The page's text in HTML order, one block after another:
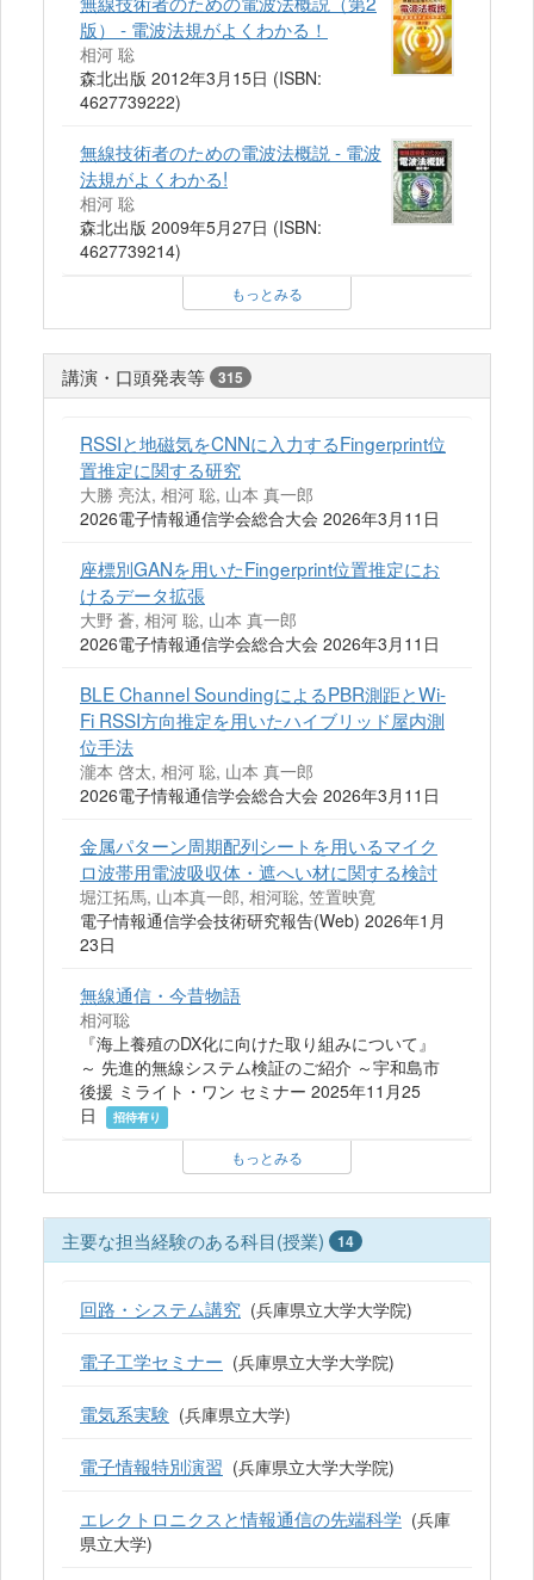
版） - 電波法規がよくわかる！
相河 聡
森北出版 2012年3月15日 (ISBN:
4627739222)
無線技術者のための電波法概説 - 電波
法規がよくわかる!
相河 聡
森北出版 2009年5月27日 (ISBN:
4627739214)
もっとみる
講演・口頭発表等 315
RSSIと地磁気をCNNに入力するFingerprint位
置推定に関する研究
大勝 亮汰, 相河 聡, 山本 真一郎
2026電子情報通信学会総合大会 2026年3月11日
座標別GANを用いたFingerprint位置推定にお
けるデータ拡張
大野 蒼, 相河 聡, 山本 真一郎
2026電子情報通信学会総合大会 2026年3月11日
BLE Channel SoundingによるPBR測距とWi-
Fi RSSI方向推定を用いたハイブリッド屋内測
位手法
瀧本 啓太, 相河 聡, 山本 真一郎
2026電子情報通信学会総合大会 2026年3月11日
金属パターン周期配列シートを用いるマイク
ロ波帯用電波吸収体・遮へい材に関する検討
堀江拓馬, 山本真一郎, 相河聡, 笠置映寛
電子情報通信学会技術研究報告(Web) 2026年1月
23日
無線通信・今昔物語
相河聡
『海上養殖のDX化に向けた取り組みについて』
～ 先進的無線システム検証のご紹介 ～宇和島市
後援 ミライト・ワン セミナー 2025年11月25
日
招待有り
もっとみる
主要な担当経験のある科目(授業) 14
回路・システム講究 (兵庫県立大学大学院)
電子工学セミナー (兵庫県立大学大学院)
電気系実験 (兵庫県立大学)
電子情報特別演習 (兵庫県立大学大学院)
エレクトロニクスと情報通信の先端科学 (兵庫
県立大学)